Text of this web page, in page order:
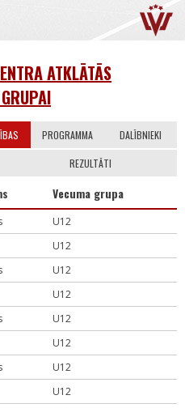
ATKLĀTĀS
PROGRAMMA DALĪBNIEKI
REZULTĀTI
Vecuma grupa
U12
U12
U12
U12
U12
U12
U12
U12